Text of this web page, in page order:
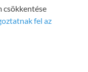
csökkentése
fel az